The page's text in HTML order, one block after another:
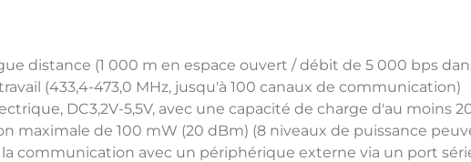
distance (1 000 m en espace ouvert / débit de 5 000 bps
(433,4-473,0 MHz, jusqu'à 100 canaux de communication)
DC3,2V-5,5V, avec une capacité de charge d'au moins
maximale de 100 mW (20 dBm) (8 niveaux de puissance
communication avec un périphérique externe via un port